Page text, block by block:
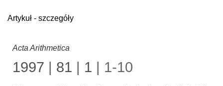
Artykuł - szczegóły
Acta Arithmetica
1997 | 81 | 1 | 1-10